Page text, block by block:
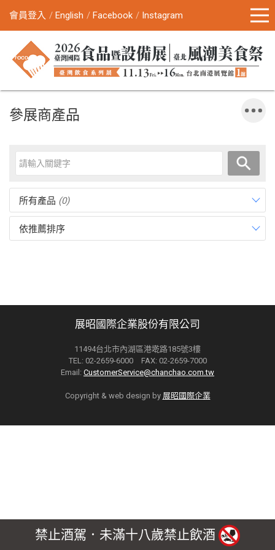
會員登入 English Facebook Instagram
參展商產品
所有產品 (0)
依推薦排序
展昭國際企業股份有限公司
11494台北市內湖區港墘路185號3樓
TEL: 02-2659-6000 FAX: 02-2659-7000
Email: CustomerService@chanchao.com.tw
Copyright & web design by 展昭國際企業
禁止酒駕．未滿十八歲禁止飲酒